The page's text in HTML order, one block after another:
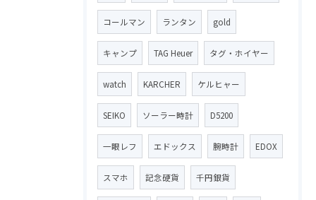
コールマン ランタン gold
キャンプ TAG Heuer タグ・ホイヤー
watch KARCHER ケルヒャー
SEIKO ソーラー時計 D5200
一眼レフ エドックス 腕時計 EDOX
スマホ 記念硬貨 千円銀貨